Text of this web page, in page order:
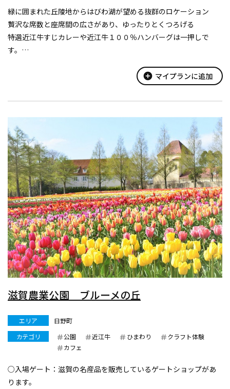
緑に囲まれた丘陵地からはびわ湖が望める抜群のロケーション
贅沢な席数と座席間の広さがあり、ゆったりとくつろげる
特選近江牛すじカレーや近江牛１００％ハンバーグは一押しで
す。
大津市歴史博物館や大津市立市民文化会館があり、歴史と文化を
add_circle マイプランに追加
滋賀農業公園 ブルーメの丘
エリア
日野町
カテゴリ
公園 近江牛 ひまわり
クラフト体験
カフェ
○入場ゲート：滋賀の名産品を販売しているゲートショップがあ
ります。